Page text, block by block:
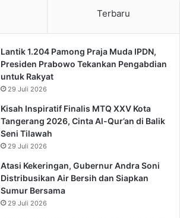
Terbaru
Lantik 1.204 Pamong Praja Muda IPDN,
Presiden Prabowo Tekankan Pengabdian
untuk Rakyat
29 Juli 2026
Kisah Inspiratif Finalis MTQ XXV Kota
Tangerang 2026, Cinta Al-Qur’an di Balik
Seni Tilawah
29 Juli 2026
Atasi Kekeringan, Gubernur Andra Soni
Distribusikan Air Bersih dan Siapkan
Sumur Bersama
29 Juli 2026